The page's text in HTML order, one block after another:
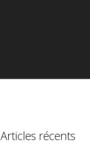
Articles récents